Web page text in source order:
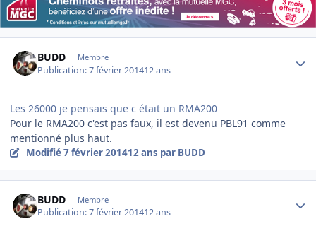
BUDD Membre
Publication:7 février 201412 ans
Les 26000 je pensais que c était un RMA200
Pour le RMA200 c'est pas faux, il est devenu PBL91 comme
mentionné plus haut.
Modifié7 février 201412 ans par BUDD
BUDD Membre
Publication:7 février 201412 ans